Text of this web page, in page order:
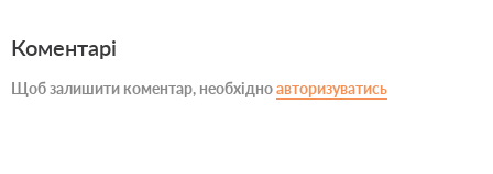
Коментарі
Щоб залишити коментар, необхідноавторизуватись